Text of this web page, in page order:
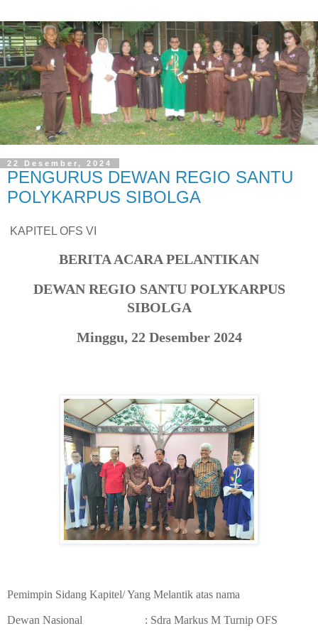
22 Desember, 2024
PENGURUS DEWAN REGIO SANTU
POLYKARPUS SIBOLGA
KAPITEL OFS VI
BERITA ACARA PELANTIKAN
DEWAN REGIO SANTU POLYKARPUS
SIBOLGA
Minggu, 22 Desember 2024
Pemimpin Sidang Kapitel/ Yang Melantik atas nama
Dewan Nasional : Sdra Markus M Turnip OFS